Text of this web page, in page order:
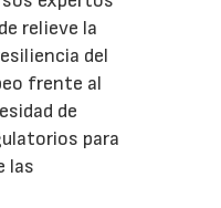
relieve la
del
frente al
de
para
las